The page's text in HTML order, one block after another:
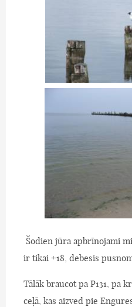
Šodien jūra apbrīnojami
ir tikai +18, debesis
Tālāk braucot pa P131, pa
ceļā, kas aizved pie